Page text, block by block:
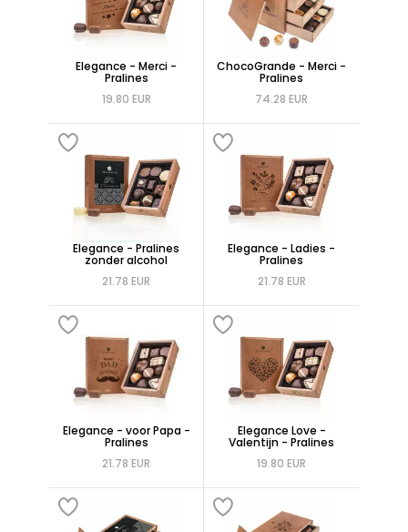
Elegance - Merci -
Pralines
19.80 EUR
ChocoGrande - Merci -
Pralines
74.28 EUR
Elegance - Pralines
zonder alcohol
21.78 EUR
Elegance - Ladies -
Pralines
21.78 EUR
Elegance - voor Papa -
Pralines
21.78 EUR
Elegance Love -
Valentijn - Pralines
19.80 EUR